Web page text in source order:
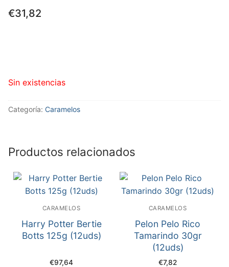
€31,82
Sin existencias
Categoría: Caramelos
Productos relacionados
CARAMELOS
Harry Potter Bertie
Botts 125g (12uds)
€97,64
CARAMELOS
Pelon Pelo Rico
Tamarindo 30gr
(12uds)
€7,82